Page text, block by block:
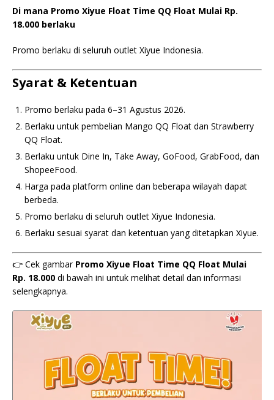
Di mana Promo Xiyue Float Time QQ Float Mulai Rp.
18.000 berlaku
Promo berlaku di seluruh outlet Xiyue Indonesia.
Syarat & Ketentuan
Promo berlaku pada 6–31 Agustus 2026.
Berlaku untuk pembelian Mango QQ Float dan Strawberry
QQ Float.
Berlaku untuk Dine In, Take Away, GoFood, GrabFood, dan
ShopeeFood.
Harga pada platform online dan beberapa wilayah dapat
berbeda.
Promo berlaku di seluruh outlet Xiyue Indonesia.
Berlaku sesuai syarat dan ketentuan yang ditetapkan Xiyue.
👉 Cek gambar Promo Xiyue Float Time QQ Float Mulai
Rp. 18.000 di bawah ini untuk melihat detail dan informasi
selengkapnya.